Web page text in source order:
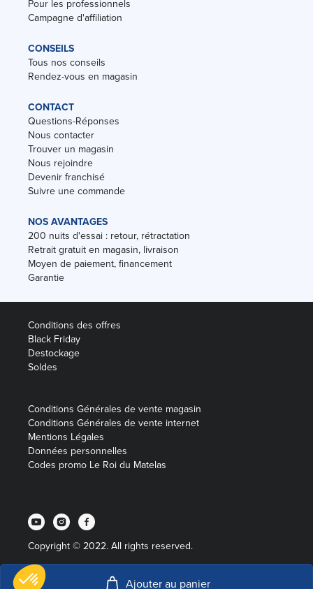
Ajouter au panier
Pour les professionnels
Campagne d'affiliation
CONSEILS
Tous nos conseils
Rendez-vous en magasin
CONTACT
Questions-Réponses
Nous contacter
Trouver un magasin
Nous rejoindre
Devenir franchisé
Suivre une commande
NOS AVANTAGES
200 nuits d'essai : retour, rétractation
Retrait gratuit en magasin, livraison
Moyen de paiement, financement
Garantie
Conditions des offres
Black Friday
Destockage
Soldes
Conditions Générales de vente magasin
Conditions Générales de vente internet
Mentions Légales
Données personnelles
Codes promo Le Roi du Matelas
Copyright © 2022. All rights reserved.